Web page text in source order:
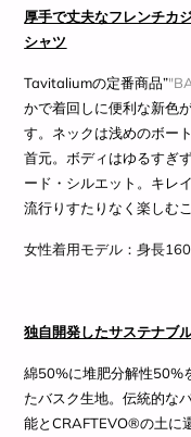
厚手で丈夫なフレンチカ
シャツ
Tavitaliumの定番商品”
かで着回しに便利な新色
す。ネックは浅めのボー
首元。ボディはゆるすぎ
ード・シルエット。キレ
流行りすたりなく楽しむ
女性着用モデル：身長
独自開発したサステナブ
綿50%に堆肥分解性50%
たバスク生地。伝統的な
能とCRAFTEVO®の土に